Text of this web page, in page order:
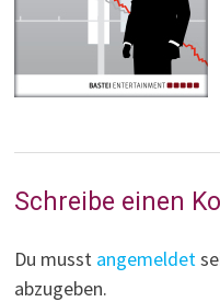
Schreibe einen
Du musst angemeldet
abzugeben.